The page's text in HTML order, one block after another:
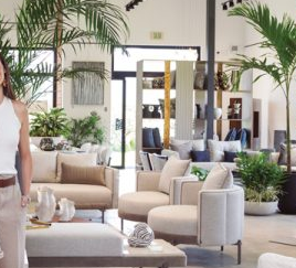
SAINT-GOBAIN IMPTEK – XI